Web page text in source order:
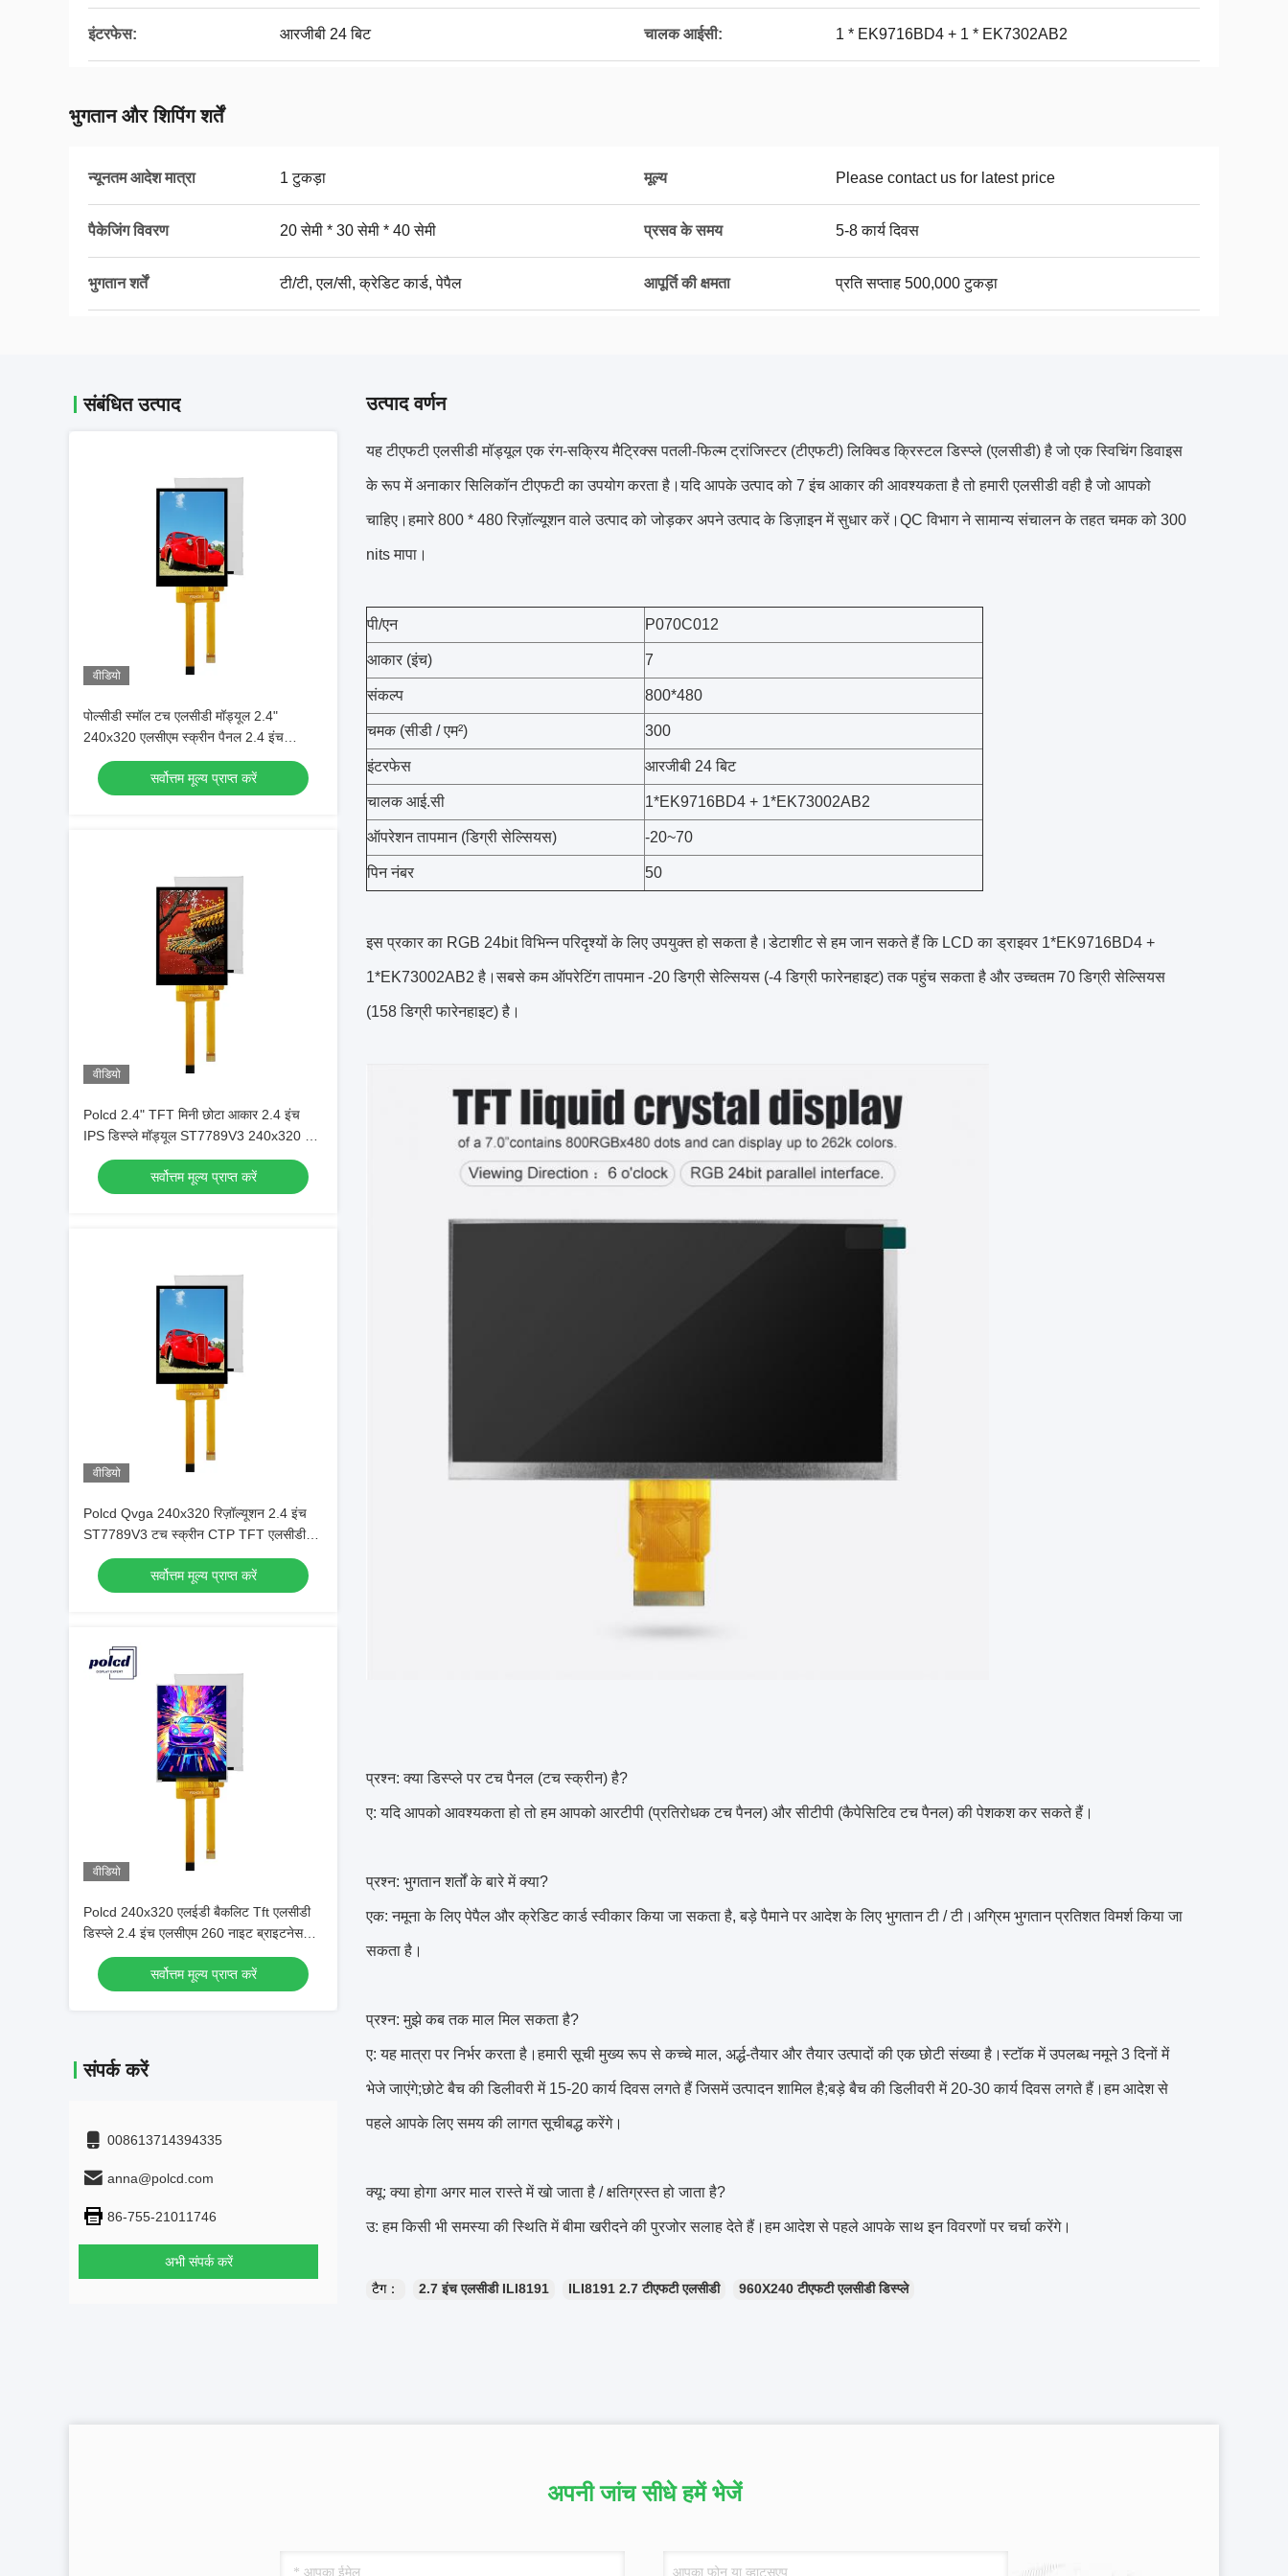
इंटरफेस: आरजीबी 24 बिट चालक आईसी: 1 * EK9716BD4 + 1 * EK7302AB2
भुगतान और शिपिंग शर्तें
न्यूनतम आदेश मात्रा 1 टुकड़ा मूल्य Please contact us for latest price
पैकेजिंग विवरण 20 सेमी * 30 सेमी * 40 सेमी प्रसव के समय 5-8 कार्य दिवस
भुगतान शर्तें टी/टी, एल/सी, क्रेडिट कार्ड, पेपैल आपूर्ति की क्षमता प्रति सप्ताह 500,000 टुकड़ा
संबंधित उत्पाद
वीडियो
पोल्सीडी स्मॉल टच एलसीडी मॉड्यूल 2.4"
240x320 एलसीएम स्क्रीन पैनल 2.4 इंच
टीएफटी लिक्विड क्रिस्टल डिस्प्ले
सर्वोत्तम मूल्य प्राप्त करें
वीडियो
Polcd 2.4" TFT मिनी छोटा आकार 2.4 इंच
IPS डिस्प्ले मॉड्यूल ST7789V3 240x320 टच
पैनल के साथ एलसीडी स्क्रीन
सर्वोत्तम मूल्य प्राप्त करें
वीडियो
Polcd Qvga 240x320 रिज़ॉल्यूशन 2.4 इंच
ST7789V3 टच स्क्रीन CTP TFT एलसीडी
डिस्प्ले मॉड्यूल
सर्वोत्तम मूल्य प्राप्त करें
वीडियो
Polcd 240x320 एलईडी बैकलिट Tft एलसीडी
डिस्प्ले 2.4 इंच एलसीएम 260 नाइट ब्राइटनेस
एलसीएम पैनल
सर्वोत्तम मूल्य प्राप्त करें
संपर्क करें
008613714394335
anna@polcd.com
86-755-21011746
अभी संपर्क करें
उत्पाद वर्णन
यह टीएफटी एलसीडी मॉड्यूल एक रंग-सक्रिय मैट्रिक्स पतली-फिल्म ट्रांजिस्टर (टीएफटी) लिक्विड क्रिस्टल डिस्प्ले (एलसीडी) है जो एक स्विचिंग डिवाइस
के रूप में अनाकार सिलिकॉन टीएफटी का उपयोग करता है।यदि आपके उत्पाद को 7 इंच आकार की आवश्यकता है तो हमारी एलसीडी वही है जो आपको
चाहिए।हमारे 800 * 480 रिज़ॉल्यूशन वाले उत्पाद को जोड़कर अपने उत्पाद के डिज़ाइन में सुधार करें।QC विभाग ने सामान्य संचालन के तहत चमक को 300
nits मापा।
पी/एन P070C012
आकार (इंच) 7
संकल्प 800*480
चमक (सीडी / एम²) 300
इंटरफेस आरजीबी 24 बिट
चालक आई.सी 1*EK9716BD4 + 1*EK73002AB2
ऑपरेशन तापमान (डिग्री सेल्सियस) -20~70
पिन नंबर 50
इस प्रकार का RGB 24bit विभिन्न परिदृश्यों के लिए उपयुक्त हो सकता है।डेटाशीट से हम जान सकते हैं कि LCD का ड्राइवर 1*EK9716BD4 +
1*EK73002AB2 है।सबसे कम ऑपरेटिंग तापमान -20 डिग्री सेल्सियस (-4 डिग्री फारेनहाइट) तक पहुंच सकता है और उच्चतम 70 डिग्री सेल्सियस
(158 डिग्री फारेनहाइट) है।
प्रश्न: क्या डिस्प्ले पर टच पैनल (टच स्क्रीन) है?
ए: यदि आपको आवश्यकता हो तो हम आपको आरटीपी (प्रतिरोधक टच पैनल) और सीटीपी (कैपेसिटिव टच पैनल) की पेशकश कर सकते हैं।
प्रश्न: भुगतान शर्तों के बारे में क्या?
एक: नमूना के लिए पेपैल और क्रेडिट कार्ड स्वीकार किया जा सकता है, बड़े पैमाने पर आदेश के लिए भुगतान टी / टी।अग्रिम भुगतान प्रतिशत विमर्श किया जा
सकता है।
प्रश्न: मुझे कब तक माल मिल सकता है?
ए: यह मात्रा पर निर्भर करता है।हमारी सूची मुख्य रूप से कच्चे माल, अर्द्ध-तैयार और तैयार उत्पादों की एक छोटी संख्या है।स्टॉक में उपलब्ध नमूने 3 दिनों में
भेजे जाएंगे;छोटे बैच की डिलीवरी में 15-20 कार्य दिवस लगते हैं जिसमें उत्पादन शामिल है;बड़े बैच की डिलीवरी में 20-30 कार्य दिवस लगते हैं।हम आदेश से
पहले आपके लिए समय की लागत सूचीबद्ध करेंगे।
क्यू: क्या होगा अगर माल रास्ते में खो जाता है / क्षतिग्रस्त हो जाता है?
उ: हम किसी भी समस्या की स्थिति में बीमा खरीदने की पुरजोर सलाह देते हैं।हम आदेश से पहले आपके साथ इन विवरणों पर चर्चा करेंगे।
टैग： 2.7 इंच एलसीडी ILI8191 ILI8191 2.7 टीएफटी एलसीडी 960X240 टीएफटी एलसीडी डिस्प्ले
अपनी जांच सीधे हमें भेजें